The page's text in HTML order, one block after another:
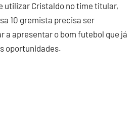
utilizar Cristaldo no time titular,
10 gremista precisa ser
a apresentar o bom futebol que já
oportunidades.